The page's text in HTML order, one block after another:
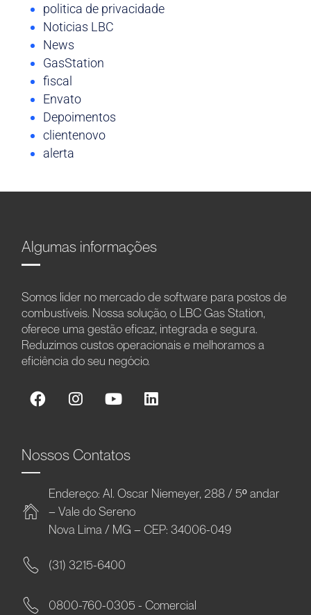
politica de privacidade
Noticias LBC
News
GasStation
fiscal
Envato
Depoimentos
clientenovo
alerta
Algumas informações
Somos líder no mercado de software para postos de
combustíveis. Nossa solução, o LBC Gas Station,
oferece uma gestão eficaz, integrada e segura.
Reduzimos custos operacionais e melhoramos a
eficiência do seu negócio.
Nossos Contatos
Endereço: Al. Oscar Niemeyer, 288 / 5º andar
– Vale do Sereno
Nova Lima / MG – CEP: 34006-049
(31) 3215-6400
0800-760-0305 - Comercial